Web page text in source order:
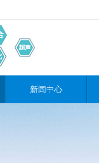
新闻中心